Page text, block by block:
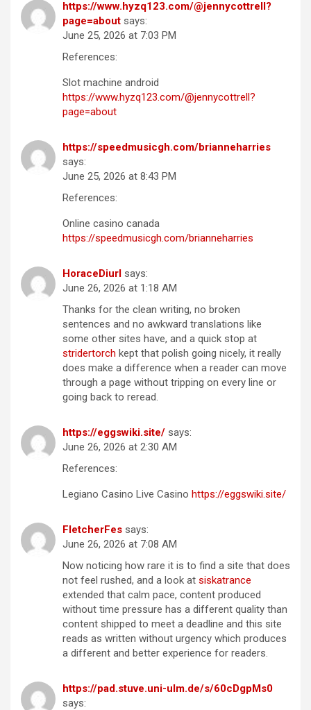
https://www.hyzq123.com/@jennycottrell?
page=about says:
June 25, 2026 at 7:03 PM
References:
Slot machine android
https://www.hyzq123.com/@jennycottrell?
page=about
https://speedmusicgh.com/brianneharries
says:
June 25, 2026 at 8:43 PM
References:
Online casino canada
https://speedmusicgh.com/brianneharries
HoraceDiurl says:
June 26, 2026 at 1:18 AM
Thanks for the clean writing, no broken
sentences and no awkward translations like
some other sites have, and a quick stop at
stridertorch kept that polish going nicely, it really
does make a difference when a reader can move
through a page without tripping on every line or
going back to reread.
https://eggswiki.site/ says:
June 26, 2026 at 2:30 AM
References:
Legiano Casino Live Casino https://eggswiki.site/
FletcherFes says:
June 26, 2026 at 7:08 AM
Now noticing how rare it is to find a site that does
not feel rushed, and a look at siskatrance
extended that calm pace, content produced
without time pressure has a different quality than
content shipped to meet a deadline and this site
reads as written without urgency which produces
a different and better experience for readers.
https://pad.stuve.uni-ulm.de/s/60cDgpMs0
says: